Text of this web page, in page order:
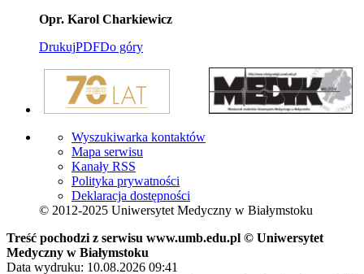
Opr. Karol Charkiewicz
DrukujPDFDo góry
Wyszukiwarka kontaktów
Mapa serwisu
Kanały RSS
Polityka prywatności
Deklaracja dostępności
© 2012-2025 Uniwersytet Medyczny w Białymstoku
Treść pochodzi z serwisu www.umb.edu.pl © Uniwersytet
Medyczny w Białymstoku
Data wydruku: 10.08.2026 09:41